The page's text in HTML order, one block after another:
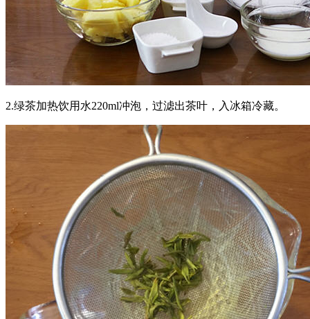
2.绿茶加热饮用水220ml冲泡，过滤出茶叶，入冰箱冷藏。